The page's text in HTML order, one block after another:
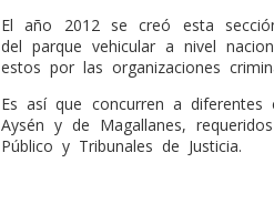
El año 2012 se creó esta
del parque vehicular a nivel
estos por las organizaciones
Es así que concurren a
Aysén y de Magallanes,
Público y Tribunales de Justicia.